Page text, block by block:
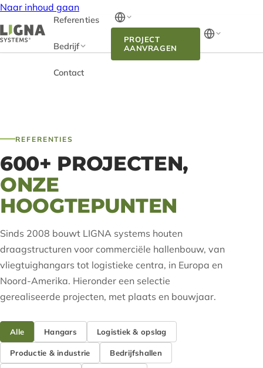
Naar inhoud gaan
Referenties
Bedrijf
Contact
PROJECT
AANVRAGEN
REFERENTIES
600+ PROJECTEN,
ONZE
HOOGTEPUNTEN
Sinds 2008 bouwt LIGNA systems houten
draagstructuren voor commerciële hallenbouw, van
vliegtuighangars tot logistieke centra, in Europa en
Noord-Amerika. Hieronder een selectie
gerealiseerde projecten, met plaats en bouwjaar.
Alle Hangars Logistiek & opslag
Productie & industrie Bedrijfshallen